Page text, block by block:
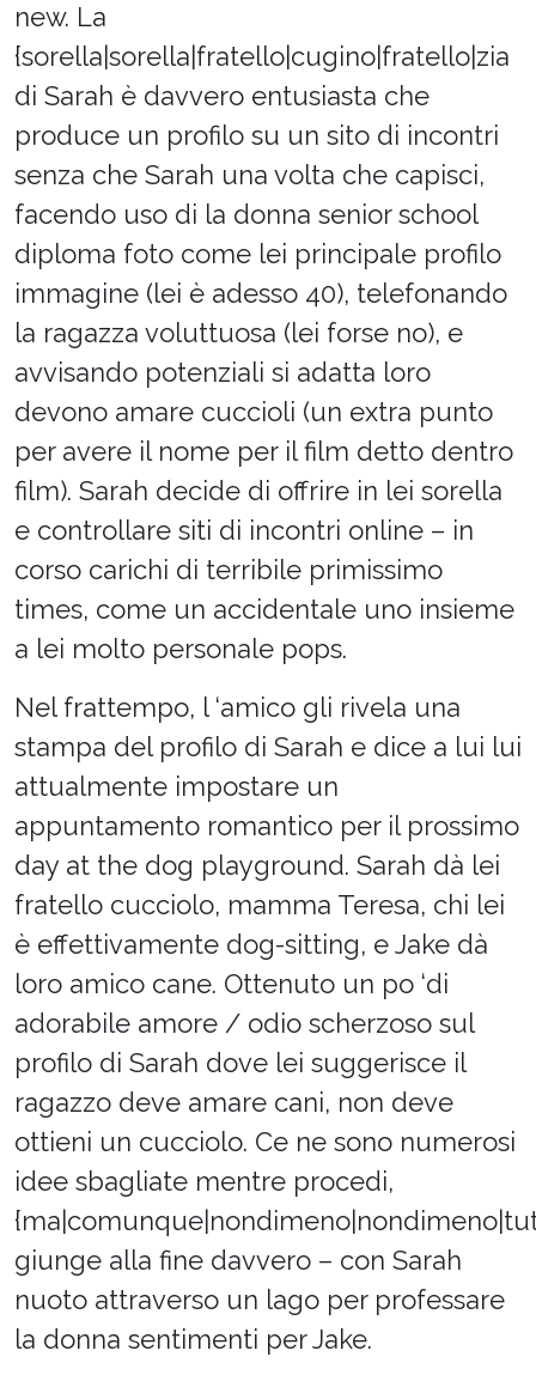
new. La
{sorella|sorella|fratello|cugino|fratello|zia
di Sarah è davvero entusiasta che
produce un profilo su un sito di incontri
senza che Sarah una volta che capisci,
facendo uso di la donna senior school
diploma foto come lei principale profilo
immagine (lei è adesso 40), telefonando
la ragazza voluttuosa (lei forse no), e
avvisando potenziali si adatta loro
devono amare cuccioli (un extra punto
per avere il nome per il film detto dentro
film). Sarah decide di offrire in lei sorella
e controllare siti di incontri online – in
corso carichi di terribile primissimo
times, come un accidentale uno insieme
a lei molto personale pops.
Nel frattempo, l ‘amico gli rivela una
stampa del profilo di Sarah e dice a lui lui
attualmente impostare un
appuntamento romantico per il prossimo
day at the dog playground. Sarah dà lei
fratello cucciolo, mamma Teresa, chi lei
è effettivamente dog-sitting, e Jake dà
loro amico cane. Ottenuto un po ‘di
adorabile amore / odio scherzoso sul
profilo di Sarah dove lei suggerisce il
ragazzo deve amare cani, non deve
ottieni un cucciolo. Ce ne sono numerosi
idee sbagliate mentre procedi,
giunge alla fine davvero – con Sarah
nuoto attraverso un lago per professare
la donna sentimenti per Jake.